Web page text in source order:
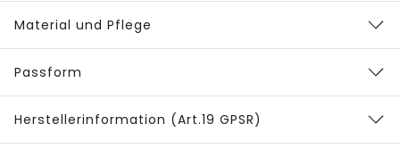
Material und Pflege
Passform
Herstellerinformation (Art.19 GPSR)